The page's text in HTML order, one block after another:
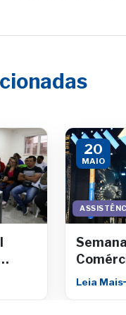
20
MAIO
Leia Mais